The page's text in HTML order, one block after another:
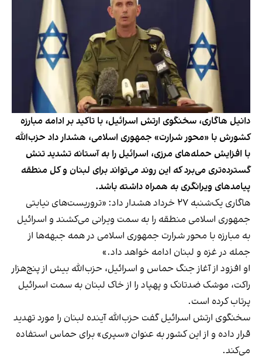
دانیل هاگاری، سخنگوی ارتش اسرائیل، با تاکید بر ادامه مبارزه
کشورش با «محور شرارت» جمهوری اسلامی، هشدار داد حزب‌الله
با افزایش حمله‌های مرزی، اسرائیل را به آستانه تشدید تنش
گسترده‌تری می‌برد که این روند می‌تواند برای لبنان و کل منطقه
پیامدهای ویرانگری به همراه داشته باشد.
هاگاری یک‌شنبه ۲۷ خرداد هشدار داد: «تروریست‌های نیابتی
جمهوری اسلامی منطقه را به سمت ویرانی می‌کشند و اسرائیل
به مبارزه با محور شرارت جمهوری اسلامی در همه جبهه‌ها از
جمله در غزه و لبنان ادامه خواهد داد.»
او افزود از آغاز جنگ حماس و اسرائیل، حزب‌الله بیش از پنج‌هزار
راکت، موشک ضدتانک و پهپاد را از خاک لبنان به سمت اسرائیل
پرتاب کرده است.
سخنگوی ارتش اسرائیل گفت حزب‌الله آینده لبنان را مورد تهدید
قرار داده و از این کشور به عنوان «سپری» برای حماس استفاده
می‌کند.